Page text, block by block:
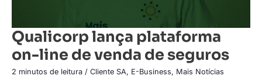
Qualicorp lança plataforma
on-line de venda de seguros
2 minutos de leitura / Cliente SA, E-Business, Mais Notícias